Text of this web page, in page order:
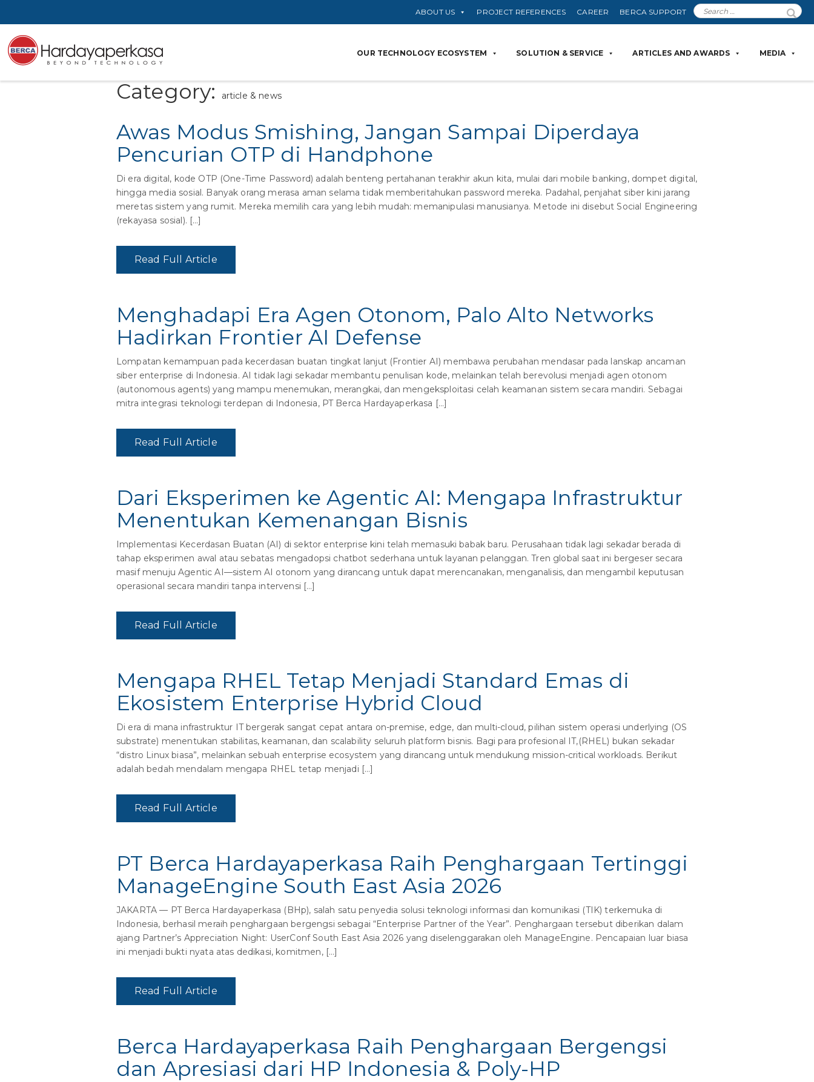
ABOUT US PROJECT REFERENCES CAREER BERCA SUPPORT
OUR TECHNOLOGY ECOSYSTEM SOLUTION & SERVICE ARTICLES AND AWARDS MEDIA
Category: article & news
Awas Modus Smishing, Jangan Sampai Diperdaya
Pencurian OTP di Handphone
Di era digital, kode OTP (One-Time Password) adalah benteng pertahanan terakhir akun kita, mulai dari mobile banking, dompet digital,
hingga media sosial. Banyak orang merasa aman selama tidak memberitahukan password mereka. Padahal, penjahat siber kini jarang
meretas sistem yang rumit. Mereka memilih cara yang lebih mudah: memanipulasi manusianya. Metode ini disebut Social Engineering
(rekayasa sosial). […]
Read Full Article
Menghadapi Era Agen Otonom, Palo Alto Networks
Hadirkan Frontier AI Defense
Lompatan kemampuan pada kecerdasan buatan tingkat lanjut (Frontier AI) membawa perubahan mendasar pada lanskap ancaman
siber enterprise di Indonesia. AI tidak lagi sekadar membantu penulisan kode, melainkan telah berevolusi menjadi agen otonom
(autonomous agents) yang mampu menemukan, merangkai, dan mengeksploitasi celah keamanan sistem secara mandiri. Sebagai
mitra integrasi teknologi terdepan di Indonesia, PT Berca Hardayaperkasa […]
Read Full Article
Dari Eksperimen ke Agentic AI: Mengapa Infrastruktur
Menentukan Kemenangan Bisnis
Implementasi Kecerdasan Buatan (AI) di sektor enterprise kini telah memasuki babak baru. Perusahaan tidak lagi sekadar berada di
tahap eksperimen awal atau sebatas mengadopsi chatbot sederhana untuk layanan pelanggan. Tren global saat ini bergeser secara
masif menuju Agentic AI—sistem AI otonom yang dirancang untuk dapat merencanakan, menganalisis, dan mengambil keputusan
operasional secara mandiri tanpa intervensi […]
Read Full Article
Mengapa RHEL Tetap Menjadi Standard Emas di
Ekosistem Enterprise Hybrid Cloud
Di era di mana infrastruktur IT bergerak sangat cepat antara on-premise, edge, dan multi-cloud, pilihan sistem operasi underlying (OS
substrate) menentukan stabilitas, keamanan, dan scalability seluruh platform bisnis. Bagi para profesional IT,(RHEL) bukan sekadar
“distro Linux biasa”, melainkan sebuah enterprise ecosystem yang dirancang untuk mendukung mission-critical workloads. Berikut
adalah bedah mendalam mengapa RHEL tetap menjadi […]
Read Full Article
PT Berca Hardayaperkasa Raih Penghargaan Tertinggi
ManageEngine South East Asia 2026
JAKARTA — PT Berca Hardayaperkasa (BHp), salah satu penyedia solusi teknologi informasi dan komunikasi (TIK) terkemuka di
Indonesia, berhasil meraih penghargaan bergengsi sebagai “Enterprise Partner of the Year”. Penghargaan tersebut diberikan dalam
ajang Partner’s Appreciation Night: UserConf South East Asia 2026 yang diselenggarakan oleh ManageEngine. Pencapaian luar biasa
ini menjadi bukti nyata atas dedikasi, komitmen, […]
Read Full Article
Berca Hardayaperkasa Raih Penghargaan Bergengsi
dan Apresiasi dari HP Indonesia & Poly-HP